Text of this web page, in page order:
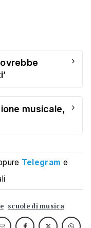
›
musicale,
›
Telegram e
scuole di musica